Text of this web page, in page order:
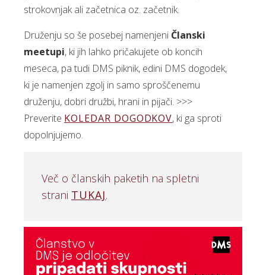
strokovnjak ali začetnica oz. začetnik.
Druženju so še posebej namenjeni Članski
meetupi, ki jih lahko pričakujete ob koncih
meseca, pa tudi DMS piknik, edini DMS dogodek,
ki je namenjen zgolj in samo sproščenemu
druženju, dobri družbi, hrani in pijači. >>>
Preverite KOLEDAR DOGODKOV, ki ga sproti
dopolnjujemo.
Več o članskih paketih na spletni
strani TUKAJ.